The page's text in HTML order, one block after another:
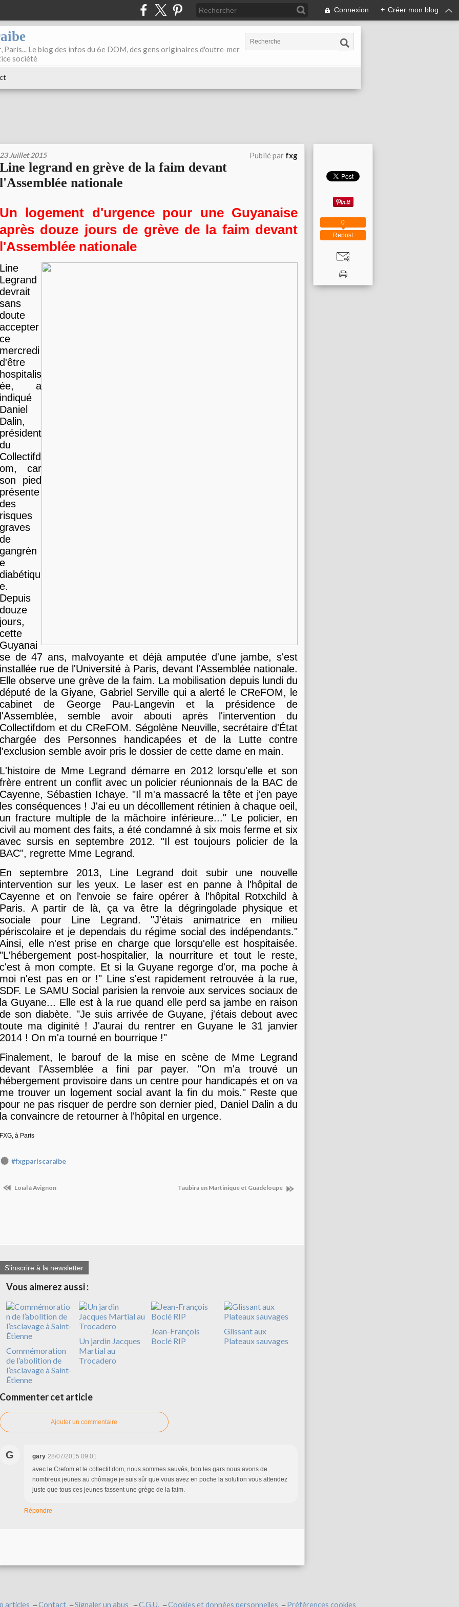
Connexion + Créer mon blog
Paris... Le blog des infos du 6e DOM, des gens originaires d'outre-mer
société
23 Juillet 2015 Publié par fxg
Line legrand en grève de la faim devant
l'Assemblée nationale
Un logement d'urgence pour une Guyanaise
après douze jours de grève de la faim devant
l'Assemblée nationale
Line
Legrand
devrait
sans
doute
accepter
ce
mercredi
d'être
hospitalis
ée, a
indiqué
Daniel
Dalin,
président
du
Collectifd
om, car
son pied
présente
des
risques
graves
de
gangrèn
e
diabétiqu
e.
Depuis
douze
jours,
cette
Guyanai
se de 47 ans, malvoyante et déjà amputée d'une jambe, s'est
installée rue de l'Université à Paris, devant l'Assemblée nationale.
Elle observe une grève de la faim. La mobilisation depuis lundi du
député de la Giyane, Gabriel Serville qui a alerté le CReFOM, le
cabinet de George Pau-Langevin et la présidence de
l'Assemblée, semble avoir abouti après l'intervention du
Collectifdom et du CReFOM. Ségolène Neuville, secrétaire d'État
chargée des Personnes handicapées et de la Lutte contre
l'exclusion semble avoir pris le dossier de cette dame en main.
L'histoire de Mme Legrand démarre en 2012 lorsqu'elle et son
frère entrent un conflit avec un policier réunionnais de la BAC de
Cayenne, Sébastien Ichaye. "Il m'a massacré la tête et j'en paye
les conséquences ! J'ai eu un décolllement rétinien à chaque oeil,
un fracture multiple de la mâchoire inférieure..." Le policier, en
civil au moment des faits, a été condamné à six mois ferme et six
avec sursis en septembre 2012. "Il est toujours policier de la
BAC", regrette Mme Legrand.
En septembre 2013, Line Legrand doit subir une nouvelle
intervention sur les yeux. Le laser est en panne à l'hôpital de
Cayenne et on l'envoie se faire opérer à l'hôpital Rotxchild à
Paris. A partir de là, ça va être la dégringolade physique et
sociale pour Line Legrand. "J'étais animatrice en milieu
périscolaire et je dependais du régime social des indépendants."
Ainsi, elle n'est prise en charge que lorsqu'elle est hospitaisée.
"L'hébergement post-hospitalier, la nourriture et tout le reste,
c'est à mon compte. Et si la Guyane regorge d'or, ma poche à
moi n'est pas en or !" Line s'est rapidement retrouvée à la rue,
SDF. Le SAMU Social parisien la renvoie aux services sociaux de
la Guyane... Elle est à la rue quand elle perd sa jambe en raison
de son diabète. "Je suis arrivée de Guyane, j'étais debout avec
toute ma diginité ! J'aurai du rentrer en Guyane le 31 janvier
2014 ! On m'a tourné en bourrique !"
Finalement, le barouf de la mise en scène de Mme Legrand
devant l'Assemblée a fini par payer. "On m'a trouvé un
hébergement provisoire dans un centre pour handicapés et on va
me trouver un logement social avant la fin du mois." Reste que
pour ne pas risquer de perdre son dernier pied, Daniel Dalin a du
la convaincre de retourner à l'hôpital en urgence.
FXG, à Paris
#fxgpariscaraibe
Loïal à Avignon Taubira en Martinique et Guadeloupe
S'inscrire à la newsletter
Vous aimerez aussi :
Commémoration
de l’abolition de
l’esclavage à Saint-
Étienne
Un jardin Jacques
Martial au
Trocadero
Jean-François
Boclé RIP
Glissant aux
Plateaux sauvages
Commenter cet article
Ajouter un commentaire
G gary 28/07/2015 09:01
avec le Crefom et le collectif dom, nous sommes sauvés, bon les gars nous avons de
nombreux jeunes au chômage je suis sûr que vous avez en poche la solution vous attendez
juste que tous ces jeunes fassent une grège de la faim.
Répondre
Repost
0
articles Contact Signaler un abus C.G.U. Cookies et données personnelles Préférences cookies